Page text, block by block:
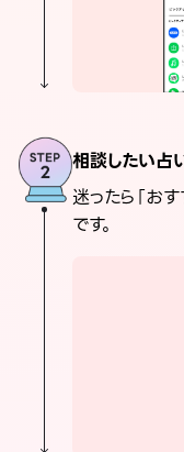
相談したい占
迷ったら「お
です。